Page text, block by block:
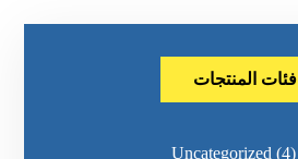
فئات المنتجات
Uncategorized (4)